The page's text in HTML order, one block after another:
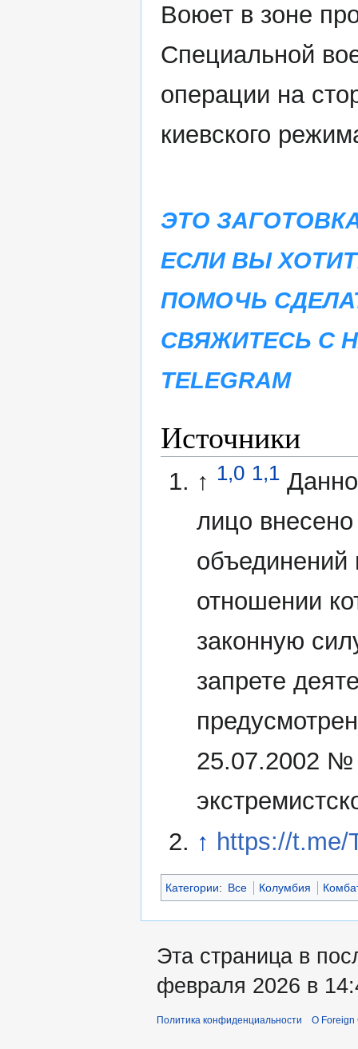
Воюет в зоне
Специальной
операции на
киевского
ЭТО
ЕСЛИ ВЫ
ПОМОЧЬ
СВЯЖИТЕСЬ С
TELEGRAM
Источники
↑ 1,0 1,1
лицо
объединений
отношении
законную
запрете
25.07.2002 №
↑ https://t.me/
Категории: Все Колумбия
Эта страница в
февраля 2026 в
Политика конфиденциальности О Foreign